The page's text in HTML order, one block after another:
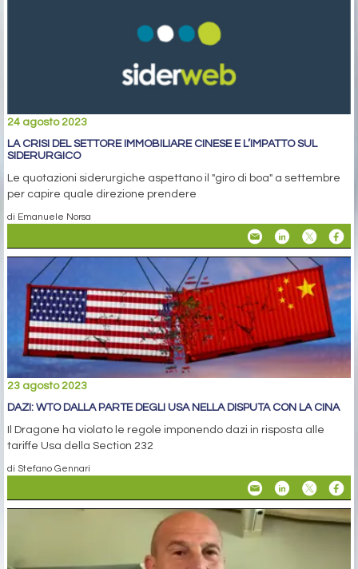
24 agosto 2023
LA CRISI DEL SETTORE IMMOBILIARE CINESE E L’IMPATTO SUL
SIDERURGICO
Le quotazioni siderurgiche aspettano il "giro di boa" a settembre
per capire quale direzione prendere
di Emanuele Norsa
23 agosto 2023
DAZI: WTO DALLA PARTE DEGLI USA NELLA DISPUTA CON LA CINA
Il Dragone ha violato le regole imponendo dazi in risposta alle
tariffe Usa della Section 232
di Stefano Gennari